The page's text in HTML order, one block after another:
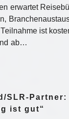
erwartet
ist
ab…
SLR-Partner:
ist gut“